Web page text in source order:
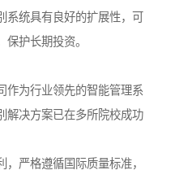
系统具有良好的扩展性，可
保护长期投资。
作为行业领先的智能管理系
解决方案已在多所院校成功
严格遵循国际质量标准，